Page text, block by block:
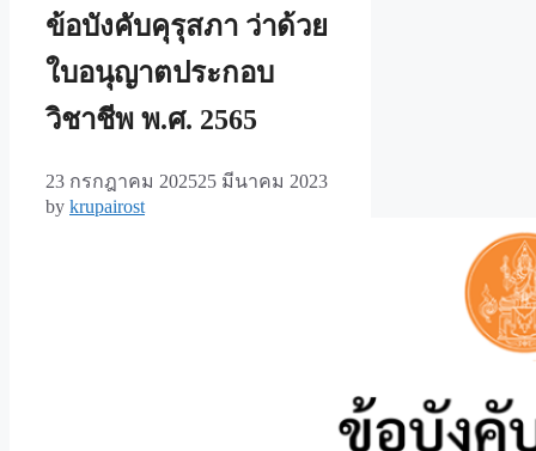
ข้อบังคับคุรุสภา ว่าด้วย
ใบอนุญาตประกอบ
วิชาชีพ พ.ศ. 2565
23 กรกฎาคม 202525 มีนาคม 2023
by krupairost